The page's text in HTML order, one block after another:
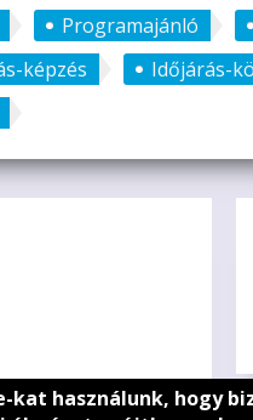
Programajánló
képzés Időjárás-
kat használunk, hogy